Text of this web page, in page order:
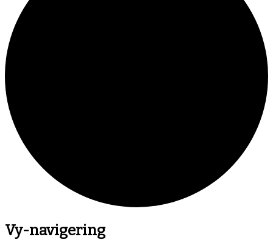
Evenemang
Vy-navigering